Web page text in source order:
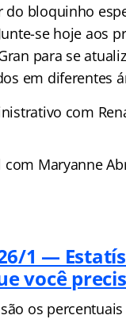
do bloquinho
se hoje aos
para se
em diferentes
com
com Maryanne
1 —
você
os